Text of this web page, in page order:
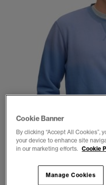
1 2 3
Cookie Banner
By clicking “Accept All Cookies”,
your device to enhance site
in our marketing efforts. Cookie
Manage Cookies